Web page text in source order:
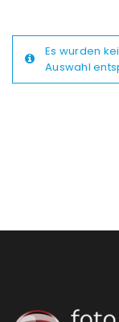
Es wurden
Auswahl